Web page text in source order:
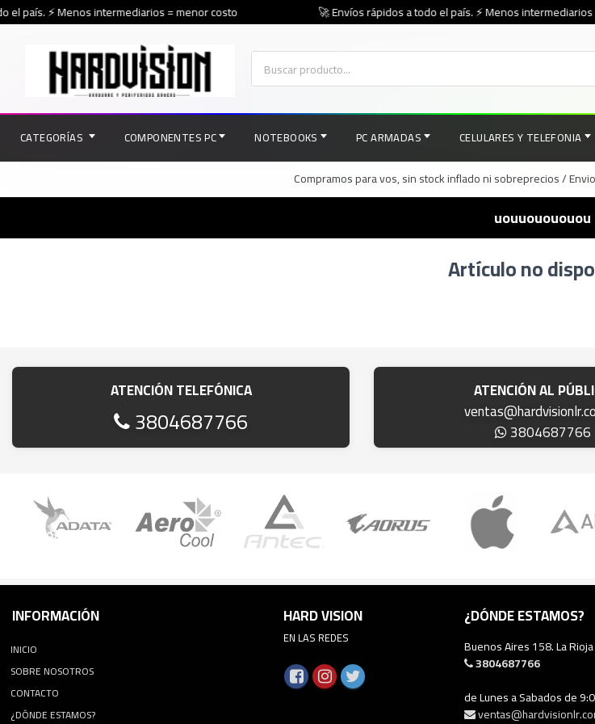
país. ⚡ Menos intermediarios = menor costo 🚀 Envíos rápidos a todo el país. ⚡ Menos intermediarios
CATEGORÍAS COMPONENTES PC NOTEBOOKS PC ARMADAS CELULARES Y TELEFONIA
Compramos para vos, sin stock inflado ni sobreprecios /
uouuouououou
Artículo no
ATENCIÓN TELEFÓNICA
3804687766
ATENCIÓN AL
3804687766
INFORMACIÓN
INICIO
SOBRE NOSOTROS
CONTACTO
¿DÓNDE ESTAMOS?
HARD VISION
EN LAS REDES
¿DÓNDE ESTAMOS?
Buenos Aires 158. La Rioja
3804687766
de Lunes a Sabados de